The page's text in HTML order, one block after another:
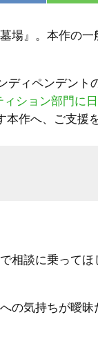
場』。本作の一
ディペンデント
ション部門に
作へ、ご支援
相談に乗ってほ
の気持ちが曖昧